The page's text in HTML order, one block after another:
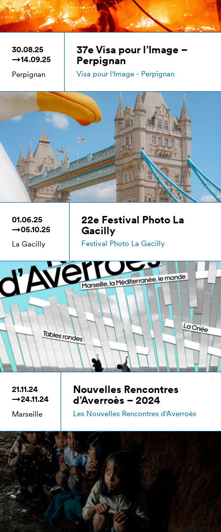
30.08.25
→14.09.25
Perpignan
37e Visa pour l’Image –
Perpignan
Visa pour l'Image - Perpignan
01.06.25
→05.10.25
La Gacilly
22e Festival Photo La
Gacilly
Festival Photo La Gacilly
21.11.24
→24.11.24
Marseille
Nouvelles Rencontres
d’Averroès – 2024
Les Nouvelles Rencontres d'Averroès